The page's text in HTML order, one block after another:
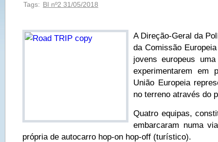
Tags: BI nº2 31/05/2018
A Direção-Geral da
da Comissão
jovens europeus
experimentarem em
União Europeia
no terreno através do
Quatro equipas,
embarcaram numa
própria de autocarro hop-on hop-off (turístico).